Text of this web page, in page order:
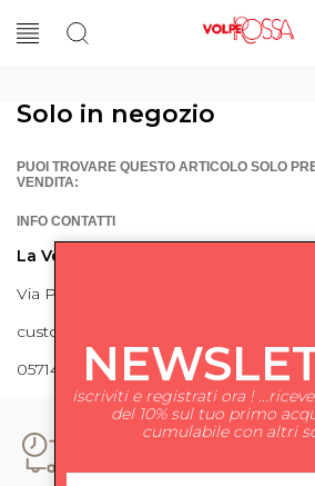
Solo in negozio
PUOI TROVARE QUESTO ARTICOLO SOLO
VENDITA:
INFO CONTATTI
La Volpe Rossa
Via Piave 27 56024 Ponte a Egola
customercare@lavolperossa.it
0571498228
iscriviti e registrati ora !
del 10% sul tuo primo
cumulabile con altri